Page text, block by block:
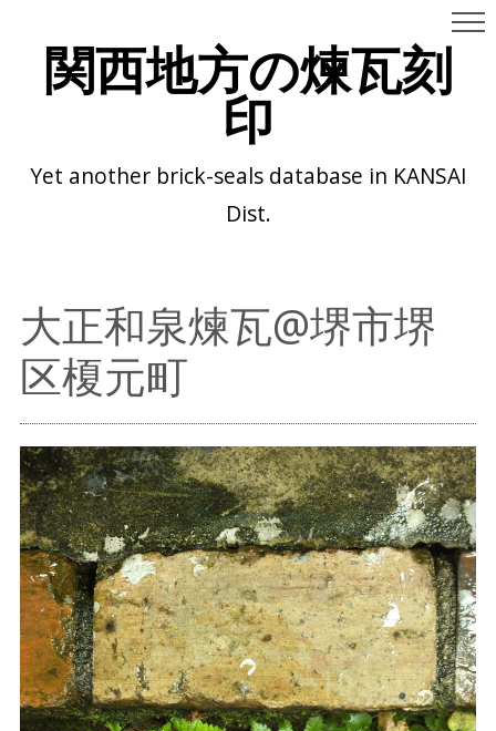
関西地方の煉瓦刻
印
Yet another brick-seals database in KANSAI
Dist.
大正和泉煉瓦@堺市堺
区榎元町